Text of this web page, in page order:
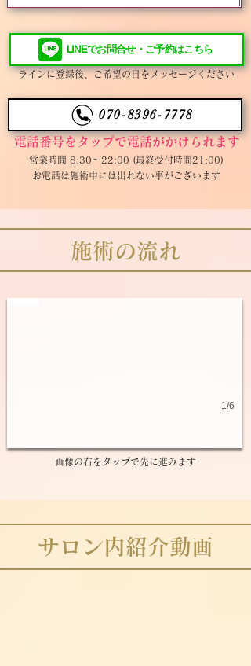
LINEでお問合せ・ご予約はこちら
ラインに登録後、ご希望の日をメッセージください
070-8396-7778
​電話番号をタップで電話がかけられます
​営業時間 8:30〜22:00 (最終受付時間21:00)
お電話は施術中には出れない事がございます
​施術の流れ
カウンセリング
1/6
画像の右をタップで先に進みます
​サロン内紹介動画